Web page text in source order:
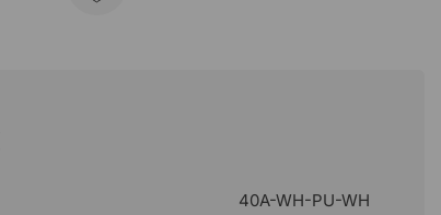
40A-WH-PU-WH